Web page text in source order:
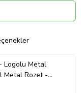
Logolu Metal
Metal Rozet -